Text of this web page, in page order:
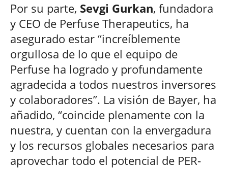
Por su parte, Sevgi Gurkan, fundadora
y CEO de Perfuse Therapeutics, ha
asegurado estar “increíblemente
orgullosa de lo que el equipo de
Perfuse ha logrado y profundamente
agradecida a todos nuestros inversores
y colaboradores”. La visión de Bayer, ha
añadido, “coincide plenamente con la
nuestra, y cuentan con la envergadura
y los recursos globales necesarios para
aprovechar todo el potencial de PER-